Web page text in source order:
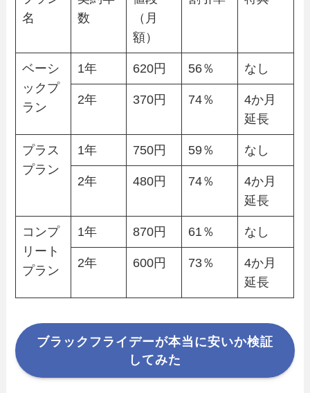
名
数
（月
額）
ベーシ
ックプ
ラン
1年 620円 56％ なし
2年 370円 74％
4か月
延長
プラス
プラン
1年 750円 59％ なし
2年 480円 74％
4か月
延長
コンプ
リート
プラン
1年 870円 61％ なし
2年 600円 73％
4か月
延長
ブラックフライデーが本当に安いか検証
してみた